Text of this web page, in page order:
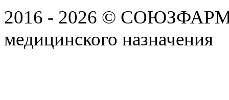
2016 - 2026 © СОЮЗФАРМ,
медицинского назначения